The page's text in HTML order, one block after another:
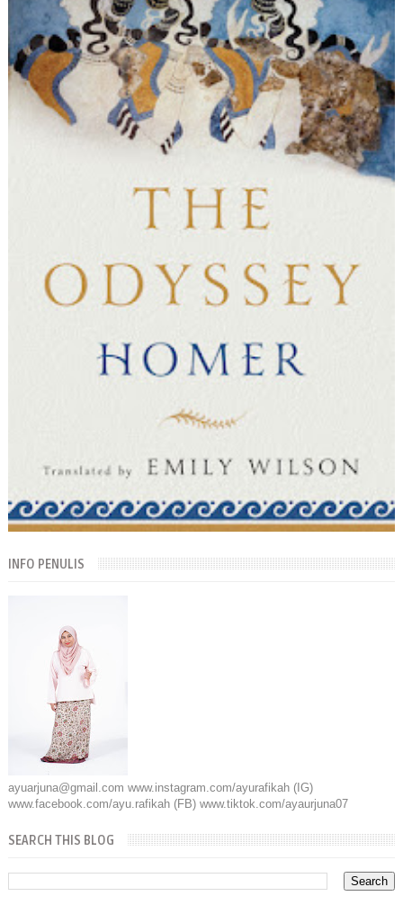
INFO PENULIS
ayuarjuna@gmail.com www.instagram.com/ayurafikah (IG)
www.facebook.com/ayu.rafikah (FB) www.tiktok.com/ayaurjuna07
SEARCH THIS BLOG